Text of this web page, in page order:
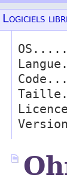
Logiciels